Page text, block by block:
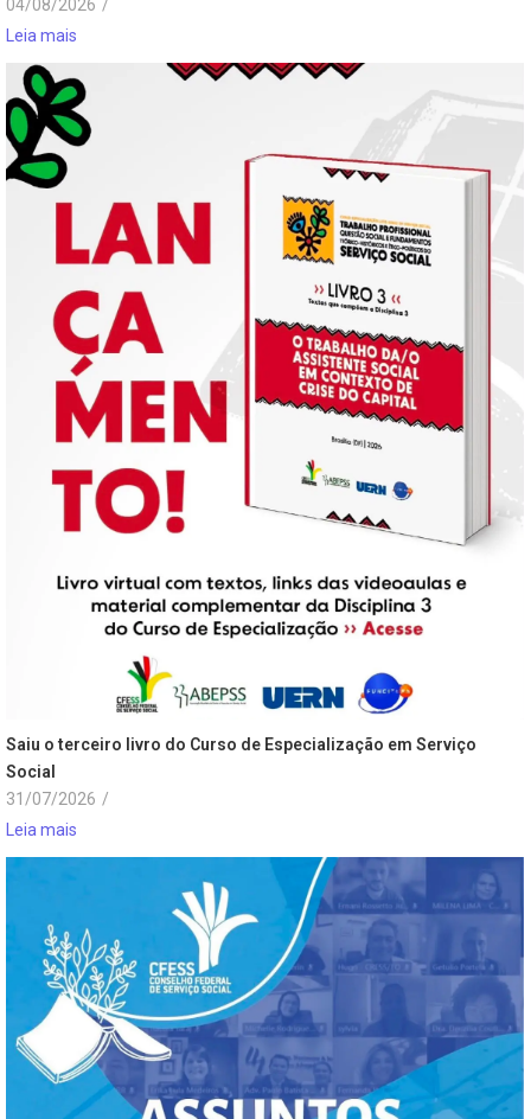
04/08/2026 /
Leia mais
Saiu o terceiro livro do Curso de Especialização em Serviço
Social
31/07/2026 /
Leia mais